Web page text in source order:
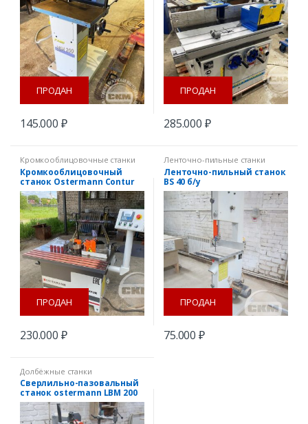
ПРОДАН
145.000 ₽
ПРОДАН
285.000 ₽
Кромкооблицовочные станки
Кромкооблицовочный
станок Ostermann Contur
б/у
ПРОДАН
230.000 ₽
Ленточно-пильные станки
Ленточно-пильный станок
BS 40 б/у
ПРОДАН
75.000₽
Долбёжные станки
Сверлильно-пазовальный
станок ostermann LBM 200
Б/у